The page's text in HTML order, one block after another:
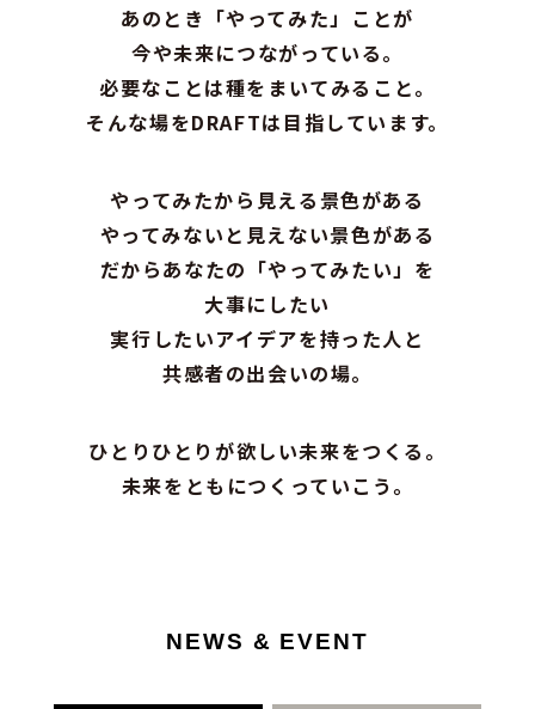
あのとき「やってみた」ことが
今や未来につながっている。
必要なことは種をまいてみること。
そんな場をDRAFTは目指しています。
やってみたから見える景色がある
やってみないと見えない景色がある
だからあなたの「やってみたい」を
大事にしたい
実行したいアイデアを持った人と
共感者の出会いの場。
ひとりひとりが欲しい未来をつくる。
未来をともにつくっていこう。
NEWS & EVENT